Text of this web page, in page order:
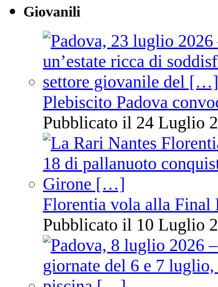
Giovanili
Plebiscito Padova
Pubblicato il 24 Luglio
Florentia vola alla Final
Pubblicato il 10 Luglio